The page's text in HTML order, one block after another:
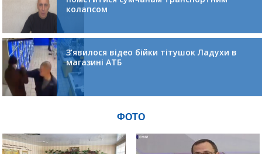
колапсом
З’явилося відео бійки тітушок Ладухи в
магазині АТБ
ФОТО